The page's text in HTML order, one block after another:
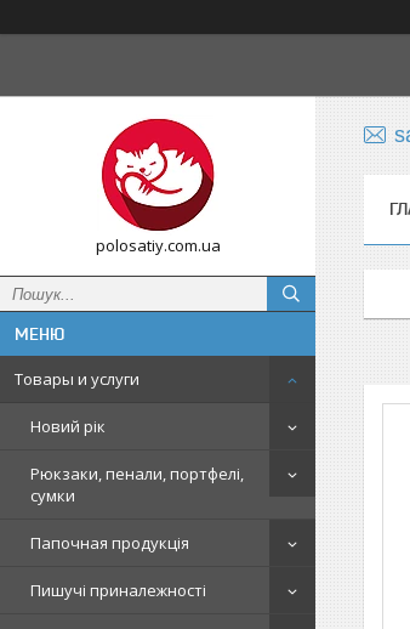
polosatiy.com.ua
Товары и услуги
Новий рік
Рюкзаки, пенали, портфелі,
сумки
Папочная продукція
Пишучі приналежності